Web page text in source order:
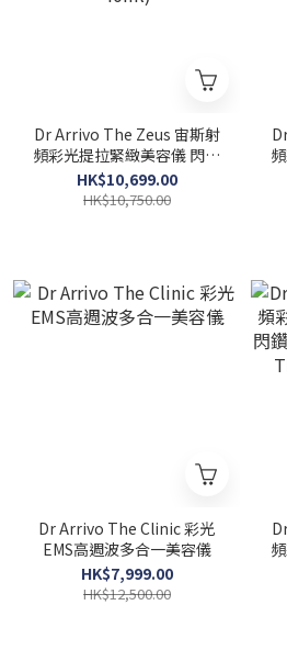
Dr Arrivo The Zeus 宙斯射
頻彩光提拉緊緻美容儀 閃鑽
限量版 (附送PE THE
QUEEN THE GOLDEN
HK$10,699.00
HK$10,750.00
Dr Arrivo The Clinic 彩光
EMS高週波多合一美容儀
HK$7,999.00
HK$12,500.00